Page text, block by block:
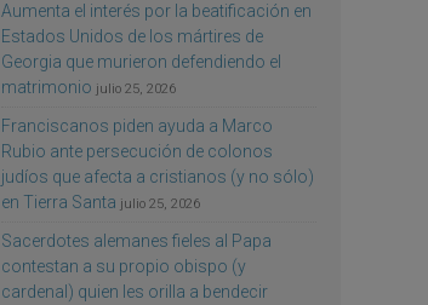
Aumenta el interés por la beatificación en
Estados Unidos de los mártires de
Georgia que murieron defendiendo el
matrimonio julio 25, 2026
Franciscanos piden ayuda a Marco
Rubio ante persecución de colonos
judíos que afecta a cristianos (y no sólo)
en Tierra Santa julio 25, 2026
Sacerdotes alemanes fieles al Papa
contestan a su propio obispo (y
cardenal) quien les orilla a bendecir